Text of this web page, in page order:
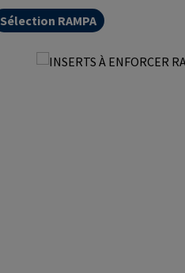
Sélection RAMPA